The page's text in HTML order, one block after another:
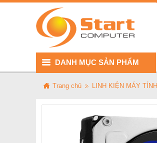
DANH MỤC SẢN PHẨM
Trang chủ LINH KIỆN MÁY TÍNH